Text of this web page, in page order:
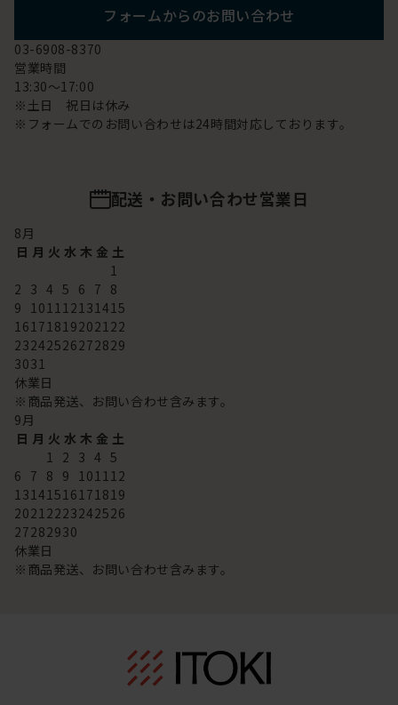
フォームからのお問い合わせ
03-6908-8370
営業時間
13:30～17:00
※土日 祝日は休み
※フォームでのお問い合わせは24時間対応しております。
配送・お問い合わせ営業日
8月
日 月 火 水 木 金 土
1
2 3 4 5 6 7 8
9 101112131415
16171819202122
23242526272829
3031
休業日
※商品発送、お問い合わせ含みます。
9月
日 月 火 水 木 金 土
1 2 3 4 5
6 7 8 9 101112
13141516171819
20212223242526
27282930
休業日
※商品発送、お問い合わせ含みます。